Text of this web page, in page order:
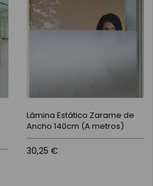
Lámina Estático Zarame de
Ancho 140cm (A metros)
30,25 €